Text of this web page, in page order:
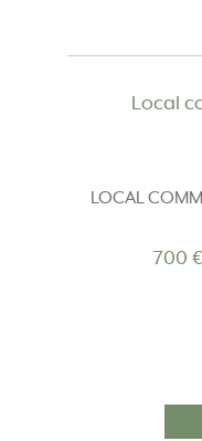
Local
LOCAL
700